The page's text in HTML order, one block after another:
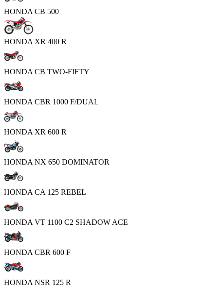
HONDA CB 500
HONDA XR 400 R
HONDA CB TWO-FIFTY
HONDA CBR 1000 F/DUAL
HONDA XR 600 R
HONDA NX 650 DOMINATOR
HONDA CA 125 REBEL
HONDA VT 1100 C2 SHADOW ACE
HONDA CBR 600 F
HONDA NSR 125 R